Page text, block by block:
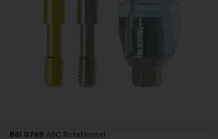
BSI 0769 ASC Rotationnel